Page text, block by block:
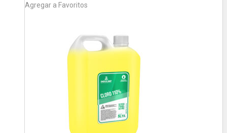
Agregar a Favoritos